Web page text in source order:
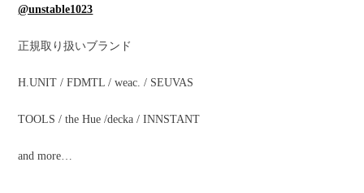
@unstable1023
正規取り扱いブランド
H.UNIT / FDMTL / weac. / SEUVAS
TOOLS / the Hue /decka / INNSTANT
and more…